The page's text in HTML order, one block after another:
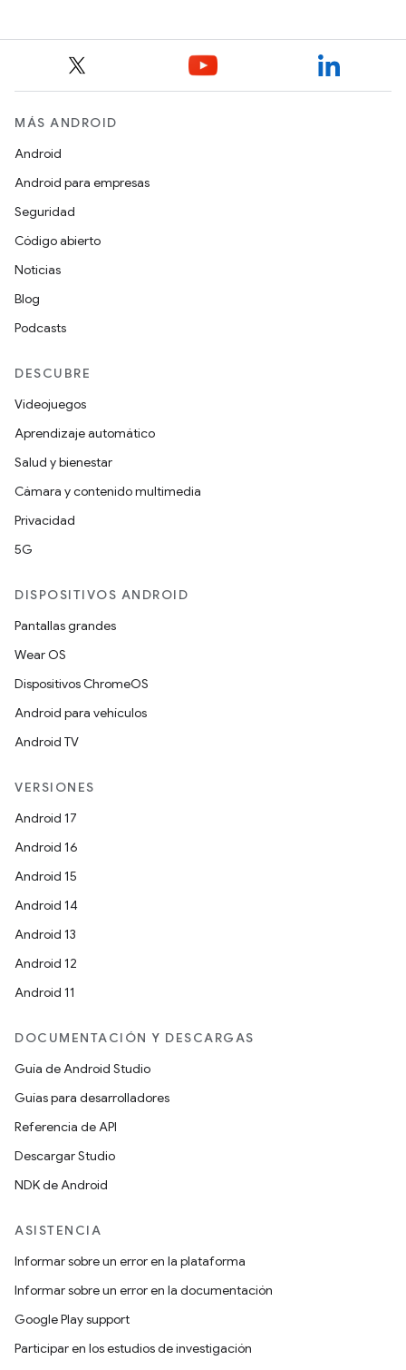
MÁS ANDROID
Android
Android para empresas
Seguridad
Código abierto
Noticias
Blog
Podcasts
DESCUBRE
Videojuegos
Aprendizaje automático
Salud y bienestar
Cámara y contenido multimedia
Privacidad
5G
DISPOSITIVOS ANDROID
Pantallas grandes
Wear OS
Dispositivos ChromeOS
Android para vehículos
Android TV
VERSIONES
Android 17
Android 16
Android 15
Android 14
Android 13
Android 12
Android 11
DOCUMENTACIÓN Y DESCARGAS
Guía de Android Studio
Guías para desarrolladores
Referencia de API
Descargar Studio
NDK de Android
ASISTENCIA
Informar sobre un error en la plataforma
Informar sobre un error en la documentación
Google Play support
Participar en los estudios de investigación